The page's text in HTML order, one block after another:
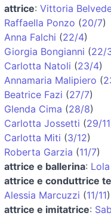
attrice: Vittoria
Raffaella Ponzo (20/7)
Anna Falchi (22/4)
Giorgia Bongianni (22/
Carlotta Natoli (23/4)
Annamaria Malipiero (
Beatrice Fazi (27/7)
Glenda Cima (28/8)
Carlotta Jossetti (29/11
Carlotta Miti (3/12)
Roberta Garzia (11/7)
attrice e ballerina:
attrice e conduttrice
Alessia Marcuzzi (11/11)
attrice e imitatrice: